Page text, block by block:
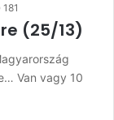
181
(25/13)
Van vagy 10